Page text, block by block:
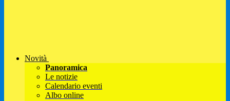
Novità
Panoramica
Le notizie
Calendario eventi
Albo online